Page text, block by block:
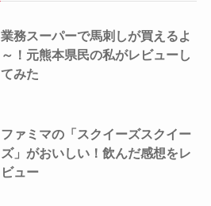
業務スーパーで馬刺しが買えるよ
～！元熊本県民の私がレビューし
てみた
ファミマの「スクイーズスクイー
ズ」がおいしい！飲んだ感想をレ
ビュー